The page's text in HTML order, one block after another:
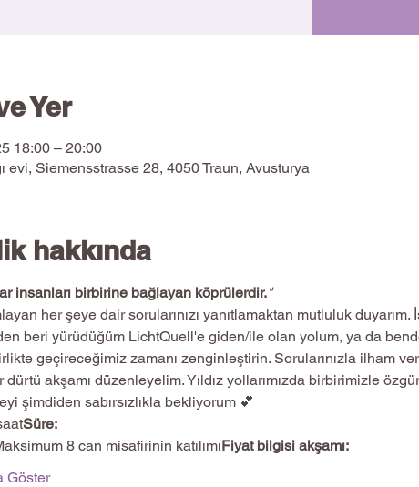
Yer
18:00 – 20:00
evi, Siemensstrasse 28, 4050 Traun, Avusturya
hakkında
insanları birbirine bağlayan köprülerdir."
beri yürüdüğüm LichtQuell'e giden/ile olan yolum, ya da
dürtü akşamı düzenleyelim. Yıldız yollarımızda birbirimizle
şimdiden sabırsızlıkla bekliyorum 💕
Süre:
8 can misafirinin katılımıFiyat bilgisi akşamı:
Göster